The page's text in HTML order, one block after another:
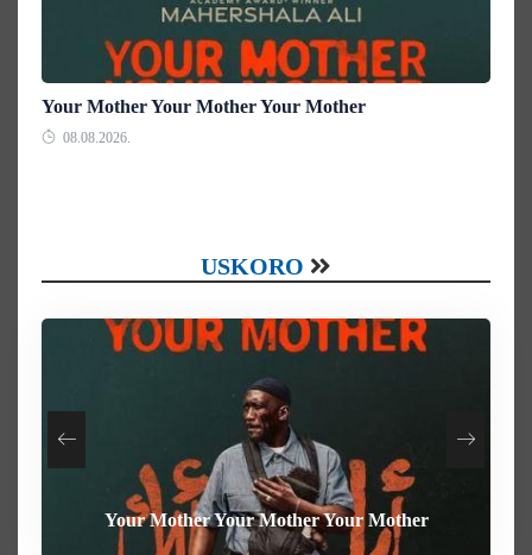
Your Mother Your Mother Your Mother
08.08.2026.
USKORO
The Weight
Your Mother Your Mother Your Mother
Heart of the Beast
Behemoth